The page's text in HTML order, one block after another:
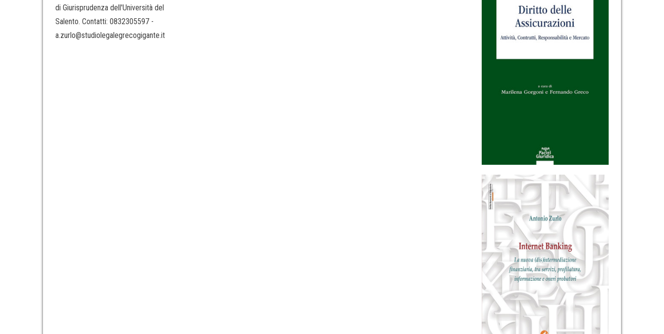
di Giurisprudenza dell'Università del
Salento. Contatti: 0832305597 -
a.zurlo@studiolegalegrecogigante.it